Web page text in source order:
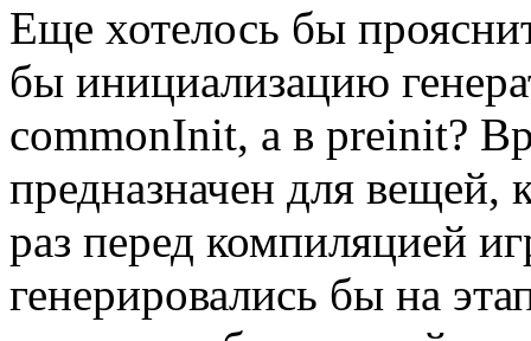
Еще хотелось бы
бы инициализацию
commonInit, а в preinit?
предназначен для вещей,
раз перед компиляцией
генерировались бы на